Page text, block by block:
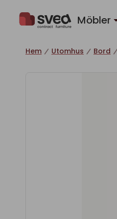
Möbler
Hem Utomhus Bord